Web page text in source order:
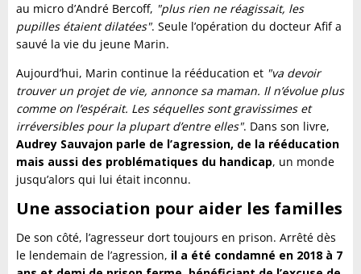
au micro d’André Bercoff, "plus rien ne réagissait, les
pupilles étaient dilatées". Seule l’opération du docteur Afif a
sauvé la vie du jeune Marin.
Aujourd’hui, Marin continue la rééducation et "va devoir
trouver un projet de vie, annonce sa maman. Il n’évolue plus
comme on l’espérait. Les séquelles sont gravissimes et
irréversibles pour la plupart d’entre elles". Dans son livre,
Audrey Sauvajon parle de l’agression, de la rééducation
mais aussi des problématiques du handicap, un monde
jusqu’alors qui lui était inconnu.
Une association pour aider les familles
De son côté, l’agresseur dort toujours en prison. Arrêté dès
le lendemain de l’agression, il a été condamné en 2018 à 7